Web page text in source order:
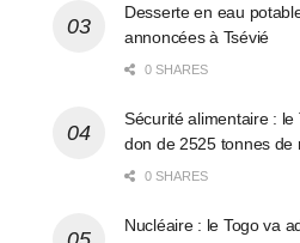
Desserte en eau
annoncées à Tsévié
0 SHARES
Sécurité alimentaire : le
don de 2525 tonnes de
0 SHARES
Nucléaire : le Togo va